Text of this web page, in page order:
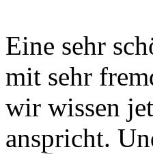
Eine sehr
mit sehr
wir wissen
anspricht.